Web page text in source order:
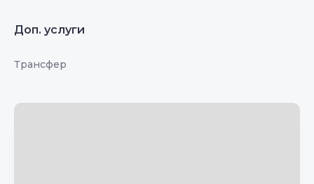
Доп. услуги
Трансфер